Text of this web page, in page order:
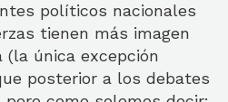
políticos nacionales
tienen más imagen
(la única excepción
posterior a los debates